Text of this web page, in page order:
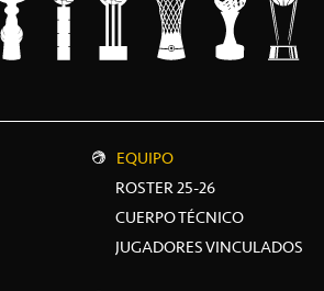
EQUIPO
ROSTER 25-26
CUERPO TÉCNICO
JUGADORES VINCULADOS